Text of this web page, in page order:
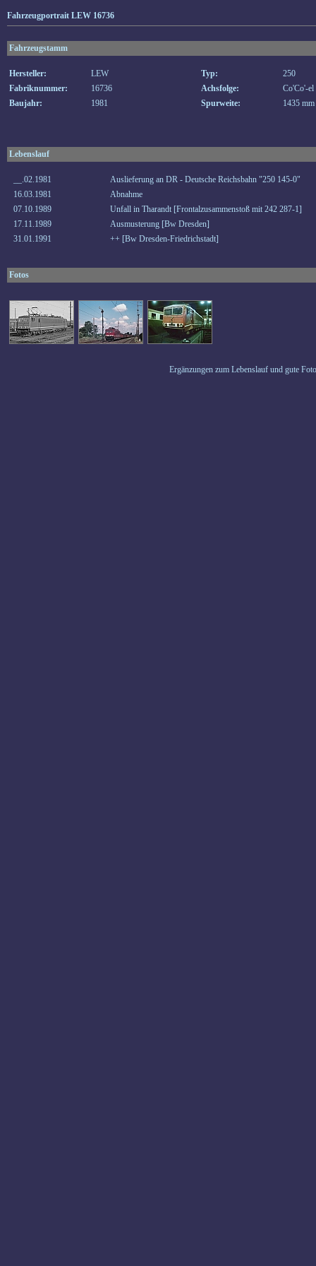
Fahrzeugportrait LEW 16736
Fahrzeugstamm
Hersteller: LEW Typ:
250
Fabriknummer:
16736 Achsfolge:
Co'Co'-el
Baujahr:
1981 Spurweite: 1435 mm
Lebenslauf
__.02.1981
Auslieferung an DR - Deutsche Reichsbahn "250 145-0"
16.03.1981
Abnahme
07.10.1989
Unfall in Tharandt [Frontalzusammenstoß mit 242 287-1]
17.11.1989
Ausmusterung [Bw Dresden]
31.01.1991
++ [Bw Dresden-Friedrichstadt]
Fotos
Ergänzungen zum Lebenslauf und gute